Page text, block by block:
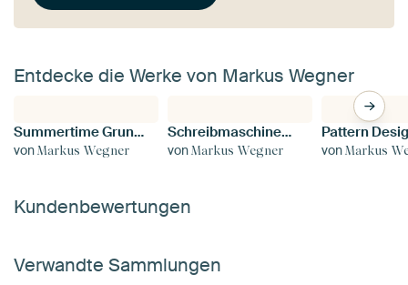
Entdecke die Werke von Markus Wegner
Summertime Grunge
vonMarkus Wegner
Schreibmaschinen Tasten
vonMarkus Wegner
Pattern
vonMarkus
Kundenbewertungen
Verwandte Sammlungen